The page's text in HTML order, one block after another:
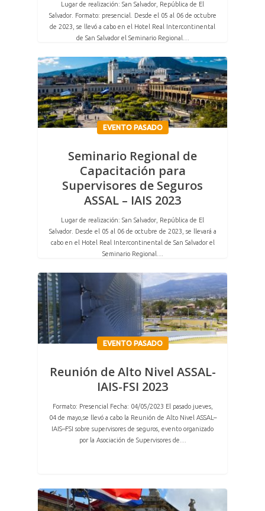
Lugar de realización: San Salvador, República de El
Salvador. Formato: presencial. Desde el 05 al 06 de octubre
de 2023, se llevó a cabo en el Hotel Real Intercontinental
de San Salvador el Seminario Regional…
EVENTO PASADO
Seminario Regional de
Capacitación para
Supervisores de Seguros
ASSAL – IAIS 2023
Lugar de realización: San Salvador, República de El
Salvador. Desde el 05 al 06 de octubre de 2023, se llevará a
cabo en el Hotel Real Intercontinental de San Salvador el
Seminario Regional…
EVENTO PASADO
Reunión de Alto Nivel ASSAL-
IAIS-FSI 2023
Formato: Presencial Fecha: 04/05/2023 El pasado jueves,
04 de mayo,se llevó a cabo la Reunión de Alto Nivel ASSAL–
IAIS–FSI sobre supervisores de seguros, evento organizado
por la Asociación de Supervisores de…